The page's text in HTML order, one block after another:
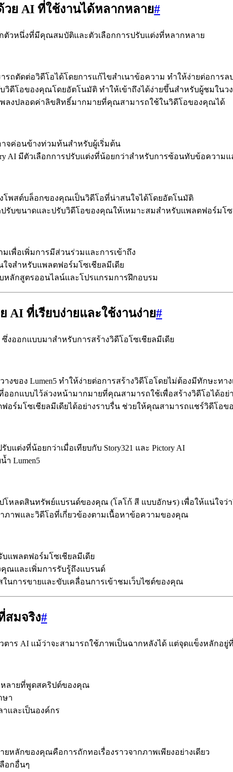
วย AI ที่ใช้งานได้หลากหลาย#
ตัวหนึ่งที่มีคุณสมบัติและตัวเลือกการปรับแต่งที่หลากหลาย
รถตัดต่อวิดีโอได้โดยการแก้ไขสำเนาข้อความ ทำให้ง่ายต่อการ
วิดีโอของคุณโดยอัตโนมัติ ทำให้เข้าถึงได้ง่ายขึ้นสำหรับผู้ชมในวง
เพลงปลอดค่าลิขสิทธิ์มากมายที่คุณสามารถใช้ในวิดีโอของคุณได้
าจค่อนข้างท่วมท้นสำหรับผู้เริ่มต้น
AI มีตัวเลือกการปรับแต่งที่น้อยกว่าสำหรับการซ้อนทับข้อความ
งโพสต์บล็อกของคุณเป็นวิดีโอที่น่าสนใจได้โดยอัตโนมัติ
รับขนาดและปรับวิดีโอของคุณให้เหมาะสมสำหรับแพลตฟอร์มโซ
เพื่อเพิ่มการมีส่วนร่วมและการเข้าถึง
จสำหรับแพลตฟอร์มโซเชียลมีเดีย
ลักสูตรออนไลน์และโปรแกรมการฝึกอบรม
AI ที่เรียบง่ายและใช้งานง่าย#
งออกแบบมาสำหรับการสร้างวิดีโอโซเชียลมีเดีย
างของ Lumen5 ทำให้ง่ายต่อการสร้างวิดีโอโดยไม่ต้องมีทักษะทา
อกแบบไว้ล่วงหน้ามากมายที่คุณสามารถใช้เพื่อสร้างวิดีโอได้อย่า
ฟอร์มโซเชียลมีเดียได้อย่างราบรื่น ช่วยให้คุณสามารถแชร์วิดีโอ
แต่งที่น้อยกว่าเมื่อเทียบกับ Story321 และ Pictory AI
Lumen5
โหลดสินทรัพย์แบรนด์ของคุณ (โลโก้ สี แบบอักษร) เพื่อให้แน่ใ
ภาพและวิดีโอที่เกี่ยวข้องตามเนื้อหาข้อความของคุณ
แพลตฟอร์มโซเชียลมีเดีย
ณและเพิ่มการรับรู้ถึงแบรนด์
ในการขายและขับเคลื่อนการเข้าชมเว็บไซต์ของคุณ
สมจริง#
ตาร AI แม้ว่าจะสามารถใช้ภาพเป็นฉากหลังได้ แต่จุดแข็งหลักอยู่
หลายที่พูดสคริปต์ของคุณ
ษา
และเป็นองค์กร
ยหลักของคุณคือการถักทอเรื่องราวจากภาพเพียงอย่างเดียว
ลือกอื่นๆ